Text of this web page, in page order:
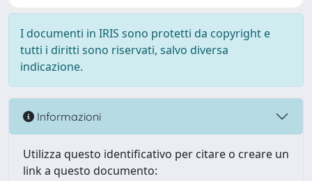
I documenti in IRIS sono protetti da copyright e
tutti i diritti sono riservati, salvo diversa
indicazione.
Informazioni
Utilizza questo identificativo per citare o creare un
link a questo documento: